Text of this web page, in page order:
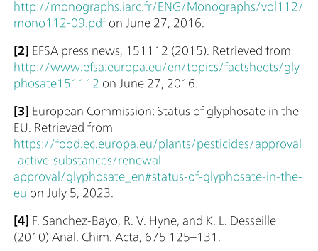
http://monographs.iarc.fr/ENG/Monographs/vol112/
mono112-09.pdf on June 27, 2016.
[2] EFSA press news, 151112 (2015). Retrieved from
http://www.efsa.europa.eu/en/topics/factsheets/gly
phosate151112 on June 27, 2016.
[3] European Commission: Status of glyphosate in the
EU. Retrieved from
https://food.ec.europa.eu/plants/pesticides/approval
-active-substances/renewal-
approval/glyphosate_en#status-of-glyphosate-in-the-
eu on July 5, 2023.
[4] F. Sanchez-Bayo, R. V. Hyne, and K. L. Desseille
(2010) Anal. Chim. Acta, 675 125–131.